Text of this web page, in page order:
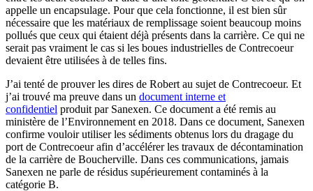
appelle un encapsulage. Pour que cela fonctionne, il est bien sûr
nécessaire que les matériaux de remplissage soient beaucoup moins
pollués que ceux qui étaient déjà présents dans la carrière. Ce qui ne
serait pas vraiment le cas si les boues industrielles de Contrecoeur
devaient être utilisées à de telles fins.
J’ai tenté de prouver les dires de Robert au sujet de Contrecoeur. Et
j’ai trouvé ma preuve dans un document interne et
confidentiel produit par Sanexen. Ce document a été remis au
ministère de l’Environnement en 2018. Dans ce document, Sanexen
confirme vouloir utiliser les sédiments obtenus lors du dragage du
port de Contrecoeur afin d’accélérer les travaux de décontamination
de la carrière de Boucherville. Dans ces communications, jamais
Sanexen ne parle de résidus supérieurement contaminés à la
catégorie B.